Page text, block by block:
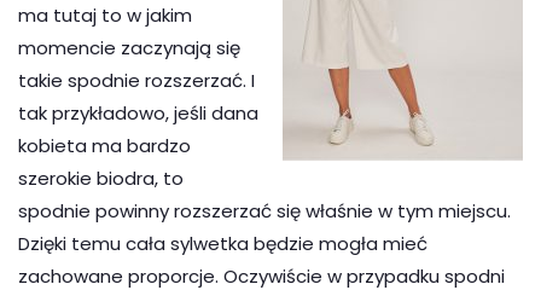
ma tutaj to w jakim
momencie zaczynają się
takie spodnie rozszerzać. I
tak przykładowo, jeśli dana
kobieta ma bardzo
szerokie biodra, to
spodnie powinny rozszerzać się właśnie w tym miejscu.
Dzięki temu cała sylwetka będzie mogła mieć
zachowane proporcje. Oczywiście w przypadku spodni